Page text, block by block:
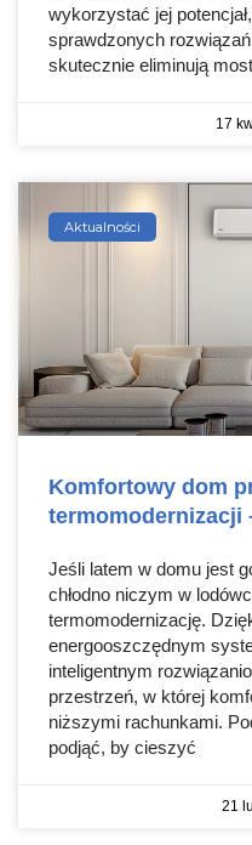
wykorzystać jej
sprawdzonych
skutecznie eliminują
17
Aktualności
Komfortowy dom
termomodernizacji
Jeśli latem w domu jest
chłodno niczym w
termomodernizację.
energooszczędnym
inteligentnym
przestrzeń, w której
niższymi rachunkami.
podjąć, by cieszyć
21